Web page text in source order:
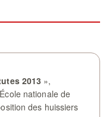
2013 »,
nationale de
des huissiers